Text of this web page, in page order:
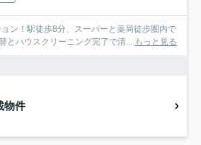
ン！駅徒歩8分、スーパーと薬局徒歩圏内で
とハウスクリーニング完了で清... もっと見る
物件